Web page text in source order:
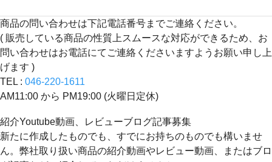
商品の問い合わせは下記電話番号までご連絡ください。
( 販売している商品の性質上スムースな対応ができるため、お
問い合わせはお電話にてご連絡くださいますようお願い申し上
げます )
TEL : 046-220-1611
AM11:00 から PM19:00 (火曜日定休)
紹介Youtube動画、レビューブログ記事募集
新たに作成したものでも、すでにお持ちのものでも構いませ
ん。弊社取り扱い商品の紹介動画やレビュー動画、またはブロ